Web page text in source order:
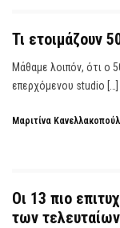
Τι ετοιμάζουν
Μάθαμε λοιπόν, ότι ο
επερχόμενου studio […]
Μαριτίνα
Οι 13 πιο
των